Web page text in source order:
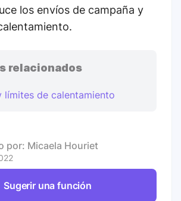
los envíos de campaña y
relacionados
límites de calentamiento
por: Micaela Houriet
Sugerir una función